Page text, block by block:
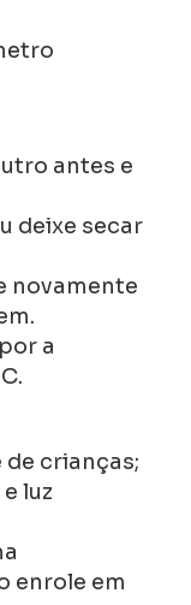
antes e
deixe secar
novamente
a
crianças;
luz
enrole em